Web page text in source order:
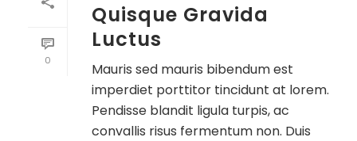
0
Quisque Gravida
Luctus
Mauris sed mauris bibendum est
imperdiet porttitor tincidunt at lorem.
Pendisse blandit ligula turpis, ac
convallis risus fermentum non. Duis